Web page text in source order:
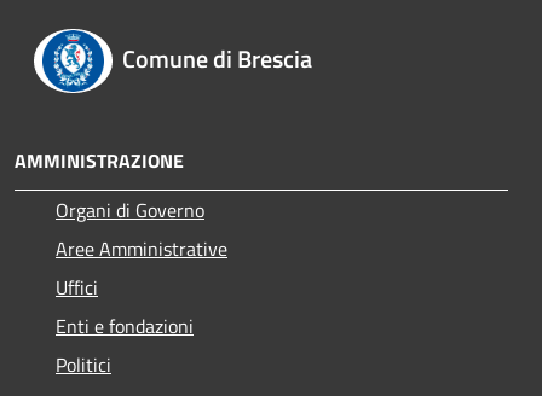
Comune di Brescia
AMMINISTRAZIONE
Organi di Governo
Aree Amministrative
Uffici
Enti e fondazioni
Politici